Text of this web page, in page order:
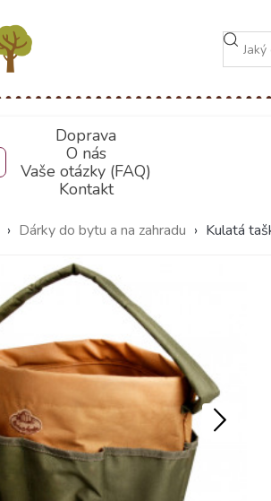
Doprava
O nás
Vaše otázky (FAQ)
Kontakt
› Dárky do bytu a na zahradu › Kulatá